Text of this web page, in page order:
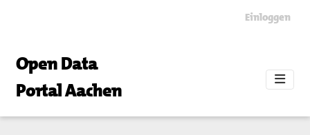
Einloggen
Open Data
Portal Aachen